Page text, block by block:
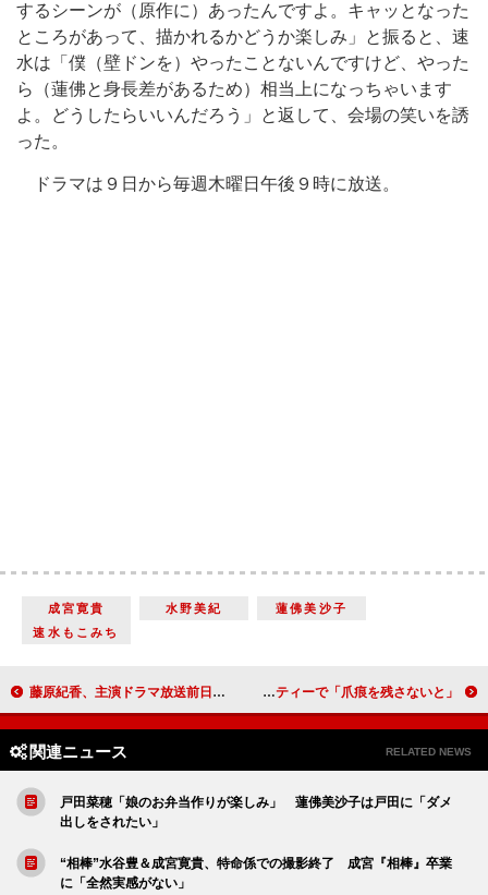
するシーンが（原作に）あったんですよ。キャッとなった
ところがあって、描かれるかどうか楽しみ」と振ると、速
水は「僕（壁ドンを）やったことないんですけど、やった
ら（蓮佛と身長差があるため）相当上になっちゃいます
よ。どうしたらいいんだろう」と返して、会場の笑いを誘
った。
ドラマは９日から毎週木曜日午後９時に放送。
成宮寛貴 水野美紀
蓮佛美沙子
速水もこみち
藤原紀香、主演ドラマ放送前日に“出発”宣言 秋月成美＆柳ゆり菜がバスガイドを体験 ＮＭＢ４８須藤凜々花、デビュー２年目で初冠番組 麻雀対局バラエティーで「爪痕を残さないと」
関連ニュース RELATED NEWS
戸田菜穂「娘のお弁当作りが楽しみ」 蓮佛美沙子は戸田に「ダメ
出しをされたい」
“相棒”水谷豊＆成宮寛貴、特命係での撮影終了 成宮『相棒』卒業
に「全然実感がない」